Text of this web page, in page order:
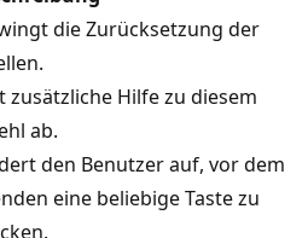
die Zurücksetzung der
zusätzliche Hilfe zu diesem
ab.
den Benutzer auf, vor dem
eine beliebige Taste zu